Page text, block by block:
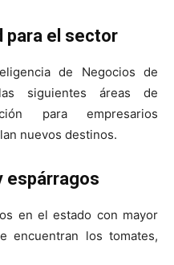
para el sector
de Negocios de
siguientes áreas de
para empresarios
nuevos destinos.
espárragos
en el estado con mayor
encuentran los tomates,